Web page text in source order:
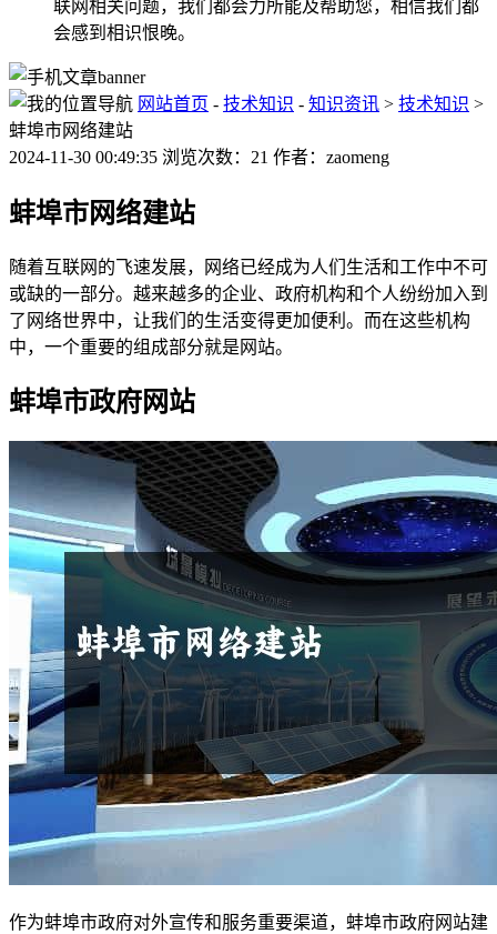
联网相关问题，我们都会力所能及帮助您，相信我们都
会感到相识恨晚。
网站首页 - 技术知识 - 知识资讯 > 技术知识 >
蚌埠市网络建站
2024-11-30 00:49:35 浏览次数：21 作者：zaomeng
蚌埠市网络建站
随着互联网的飞速发展，网络已经成为人们生活和工作中不可
或缺的一部分。越来越多的企业、政府机构和个人纷纷加入到
了网络世界中，让我们的生活变得更加便利。而在这些机构
中，一个重要的组成部分就是网站。
蚌埠市政府网站
作为蚌埠市政府对外宣传和服务重要渠道，蚌埠市政府网站建